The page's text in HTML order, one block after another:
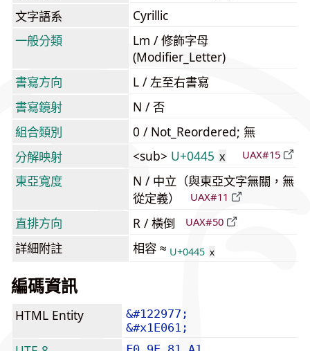
文字語系
Cyrillic
一般分類
Lm / 修飾字母
(Modifier_Letter)
書寫方向
L / 左至右書寫
書寫鏡射
N / 否
組合類別
0 / Not_Reordered; 無
分解映射
<sub> U+0445 х UAX#15
東亞寬度
N / 中立（與東亞文字無關，無
從定義）
UAX#11
直排方向 R / 橫倒 UAX#50
詳細附註 相容 ≈ U+0445 х
編碼資訊
HTML Entity
&#122977;
&#x1E061;